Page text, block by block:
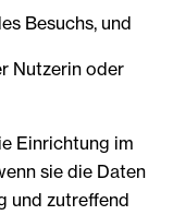
Besuchs, und
Nutzerin oder
Einrichtung im
sie die Daten
und zutreffend